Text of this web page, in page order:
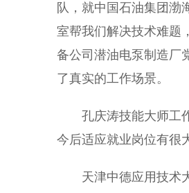
队，就中国石油集团渤
室帮我们解决技术难题
备公司潜油电泵制造厂
了真实的工作场景。
孔庆涛技能大师工作
今后适应就业岗位有很
天津中德应用技术大